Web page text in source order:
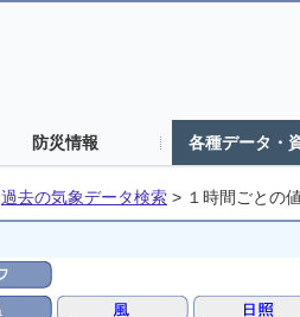
防災情報 各種データ・
過去の気象データ検索 > １時間ごとの